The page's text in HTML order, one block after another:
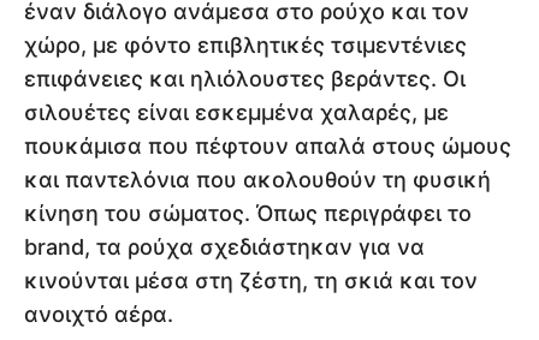
έναν διάλογο ανάμεσα στο ρούχο και τον
χώρο, με φόντο επιβλητικές τσιμεντένιες
επιφάνειες και ηλιόλουστες βεράντες. Οι
σιλουέτες είναι εσκεμμένα χαλαρές, με
πουκάμισα που πέφτουν απαλά στους ώμους
και παντελόνια που ακολουθούν τη φυσική
κίνηση του σώματος. Όπως περιγράφει το
brand, τα ρούχα σχεδιάστηκαν για να
κινούνται μέσα στη ζέστη, τη σκιά και τον
ανοιχτό αέρα.